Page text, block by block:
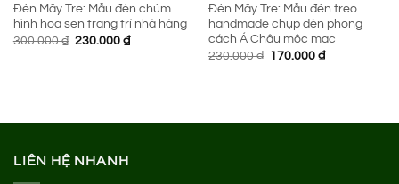
Đèn Mây Tre: Mẫu đèn chùm
hình hoa sen trang trí nhà hàng
300.000₫ Giá
230.000 ₫Giá
Đèn Mây Tre: Mẫu đèn treo
handmade chụp đèn phong
cách Á Châu mộc mạc
230.000₫ Giá
170.000 ₫Giá
LIÊN HỆ NHANH